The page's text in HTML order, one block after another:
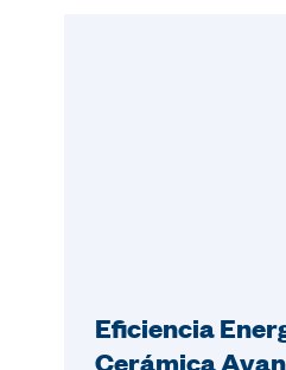
Eficiencia
Cerámica